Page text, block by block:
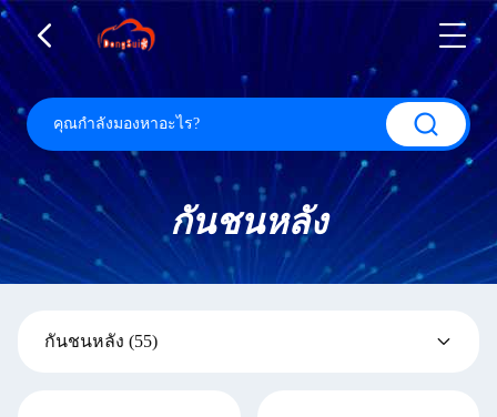
กันชนหลัง
กันชนหลัง (55)